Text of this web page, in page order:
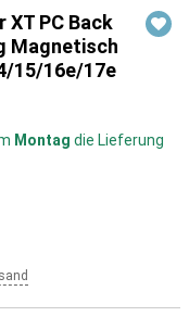
PC Back
Magnetisch
15/16e/17e
Montag die Lieferung